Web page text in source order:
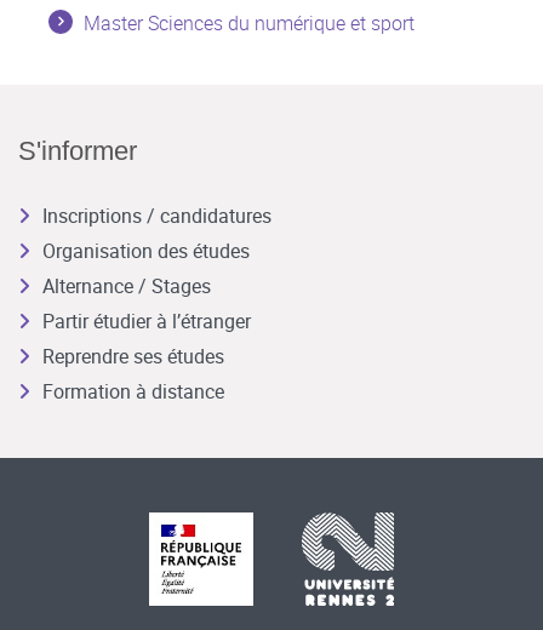
Master Sciences du numérique et sport
S'informer
Inscriptions / candidatures
Organisation des études
Alternance / Stages
Partir étudier à l’étranger
Reprendre ses études
Formation à distance